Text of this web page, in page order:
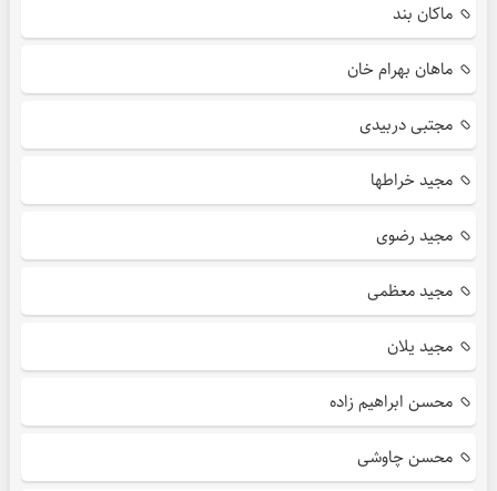
ماکان بند
ماهان بهرام خان
مجتبی دربیدی
مجید خراطها
مجید رضوی
مجید معظمی
مجید یلان
محسن ابراهیم زاده
محسن چاوشی